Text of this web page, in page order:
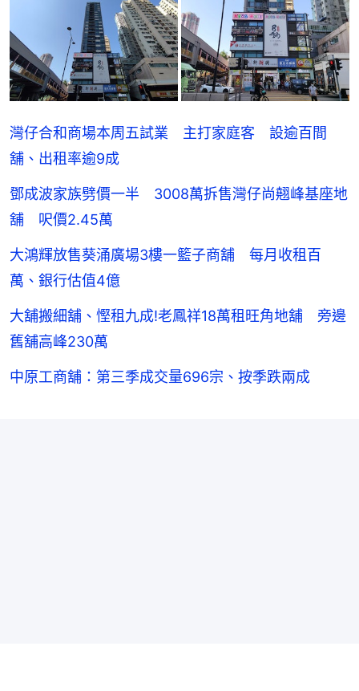
灣仔合和商場本周五試業 主打家庭客 設逾百間
舖、出租率逾9成
鄧成波家族劈價一半 3008萬拆售灣仔尚翹峰基座地
舖 呎價2.45萬
大鴻輝放售葵涌廣場3樓一籃子商舖 每月收租百
萬、銀行估值4億
大舖搬細舖、慳租九成!老鳳祥18萬租旺角地舖 旁邊
舊舖高峰230萬
中原工商舖：第三季成交量696宗、按季跌兩成